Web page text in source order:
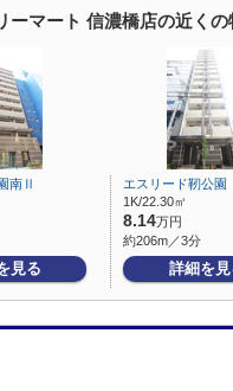
ーマート 信濃橋店の近くの
南Ⅱ
見る
エスリード靭公園
1K/22.30㎡
8.14万円
約206m／3分
詳細を見